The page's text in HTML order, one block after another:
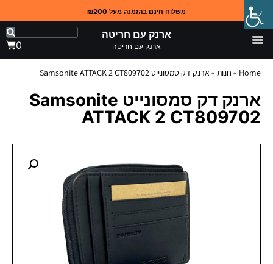
משלוח חינם בהזמנה מעל ₪200
ארנק עם חריטה
ארנק עם חריטה 0
Home
» חנות » ארנק דק סמסונייט Samsonite ATTACK 2 CT809702
ארנק דק סמסונייט Samsonite
ATTACK 2 CT809702